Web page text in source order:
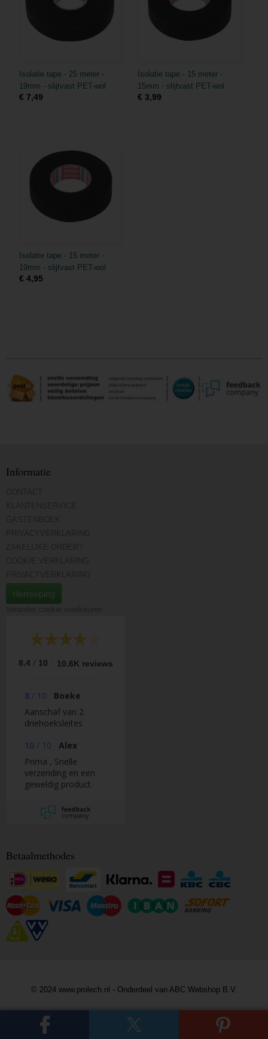
Isolatie tape - 25 meter -
19mm - slijtvast PET-wol
€ 7,49
Isolatie tape - 15 meter -
15mm - slijtvast PET-wol
€ 3,99
Isolatie tape - 15 meter -
19mm - slijtvast PET-wol
€ 4,95
Informatie
Herroeping
8.4 / 10 10.6K reviews
8 / 10
Boeke
Aanschaf van 2
driehoeksleites
10 / 10
Alex
Prima , Snelle
verzending en een
geweldig product.
Betaalmethodes